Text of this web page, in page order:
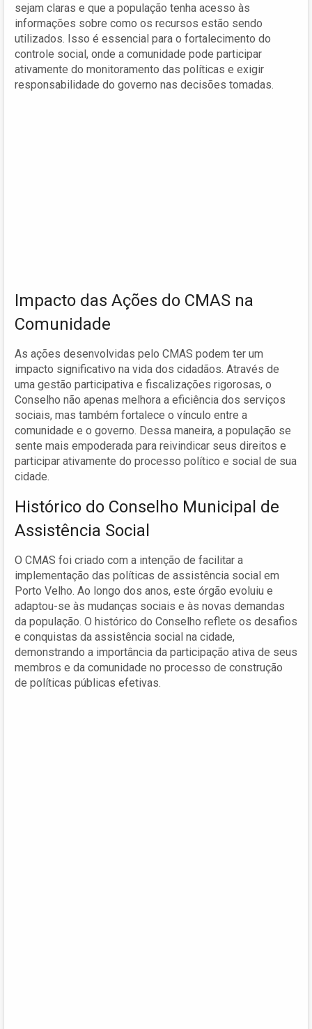
sejam claras e que a população tenha acesso às
informações sobre como os recursos estão sendo
utilizados. Isso é essencial para o fortalecimento do
controle social, onde a comunidade pode participar
ativamente do monitoramento das políticas e exigir
responsabilidade do governo nas decisões tomadas.
Impacto das Ações do CMAS na
Comunidade
As ações desenvolvidas pelo CMAS podem ter um
impacto significativo na vida dos cidadãos. Através de
uma gestão participativa e fiscalizações rigorosas, o
Conselho não apenas melhora a eficiência dos serviços
sociais, mas também fortalece o vínculo entre a
comunidade e o governo. Dessa maneira, a população se
sente mais empoderada para reivindicar seus direitos e
participar ativamente do processo político e social de sua
cidade.
Histórico do Conselho Municipal de
Assistência Social
O CMAS foi criado com a intenção de facilitar a
implementação das políticas de assistência social em
Porto Velho. Ao longo dos anos, este órgão evoluiu e
adaptou-se às mudanças sociais e às novas demandas
da população. O histórico do Conselho reflete os desafios
e conquistas da assistência social na cidade,
demonstrando a importância da participação ativa de seus
membros e da comunidade no processo de construção
de políticas públicas efetivas.